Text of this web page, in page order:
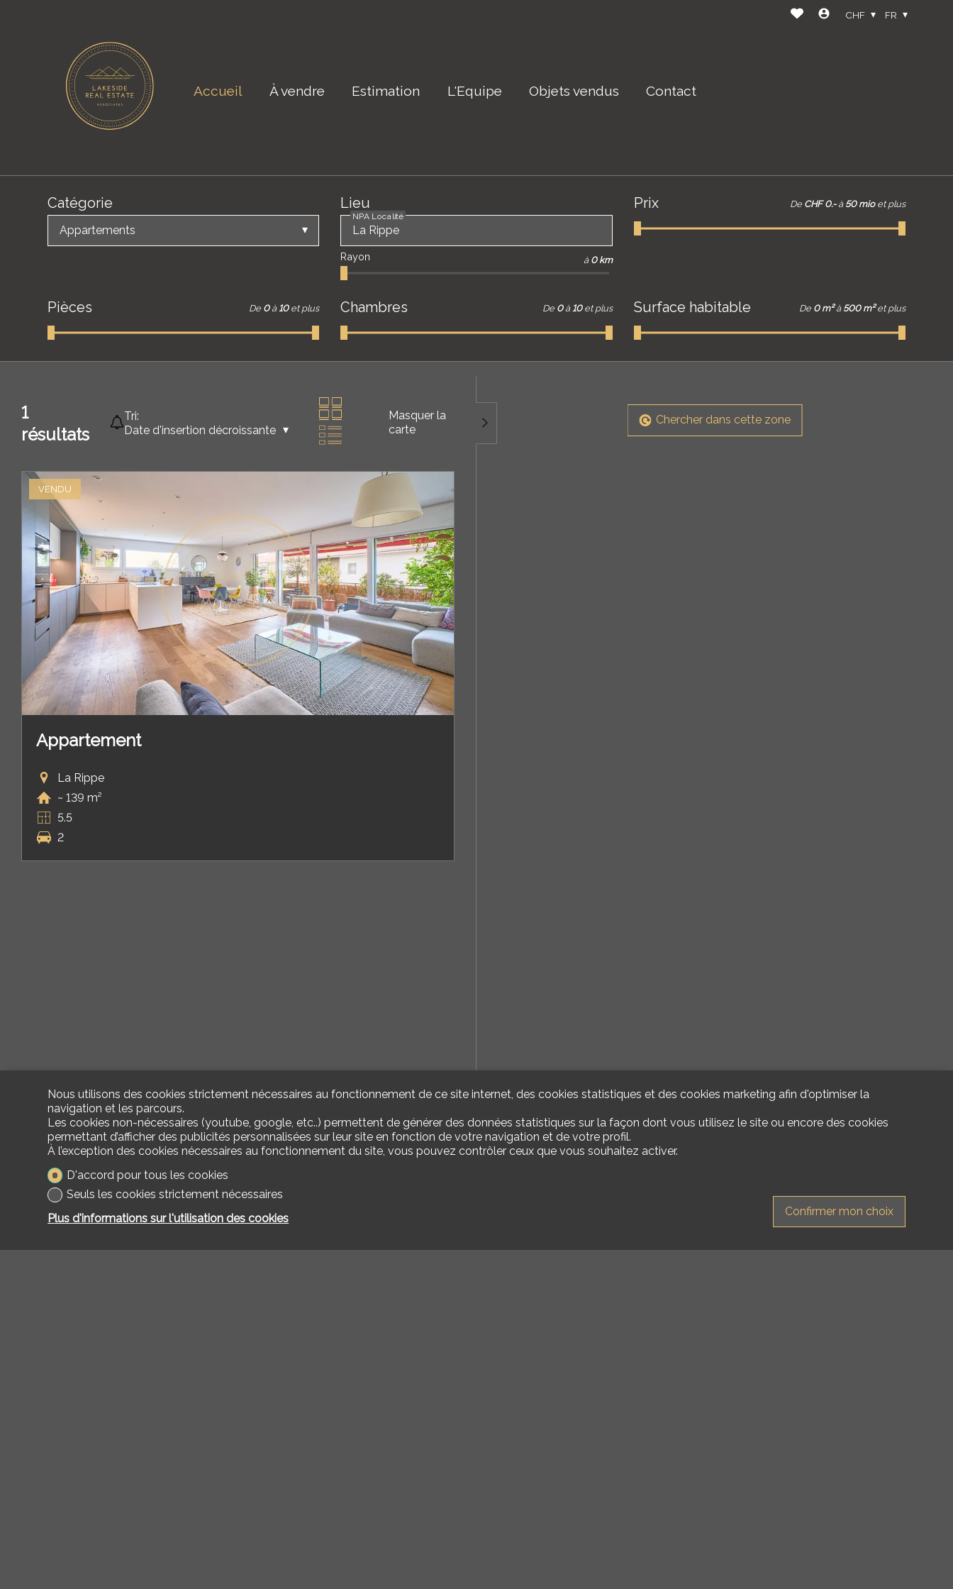
Accueil À vendre Estimation L'Equipe Objets vendus Contact
CHF FR
Catégorie
Appartements
Lieu
NPA Localité
Rayon à 0 km
Prix De CHF 0.- à 50 mio et plus
Pièces De 0 à 10 et plus Chambres De 0 à 10 et plus Surface habitable De 0 m² à 500 m² et plus
1
résultats
Tri:
Date d'insertion décroissante
Masquer la
carte
VENDU
Appartement
La Rippe
~ 139 m²
5.5
2
Chercher dans cette zone
Nous utilisons des cookies strictement nécessaires au fonctionnement de ce site internet, des cookies statistiques et des cookies marketing afin d'optimiser la
navigation et les parcours.
Les cookies non-nécessaires (youtube, google, etc..) permettent de générer des données statistiques sur la façon dont vous utilisez le site ou encore des cookies
permettant d’afficher des publicités personnalisées sur leur site en fonction de votre navigation et de votre profil.
À l’exception des cookies nécessaires au fonctionnement du site, vous pouvez contrôler ceux que vous souhaitez activer.
D'accord pour tous les cookies
Seuls les cookies strictement nécessaires
Plus d'informations sur l'utilisation des cookies
Confirmer mon choix